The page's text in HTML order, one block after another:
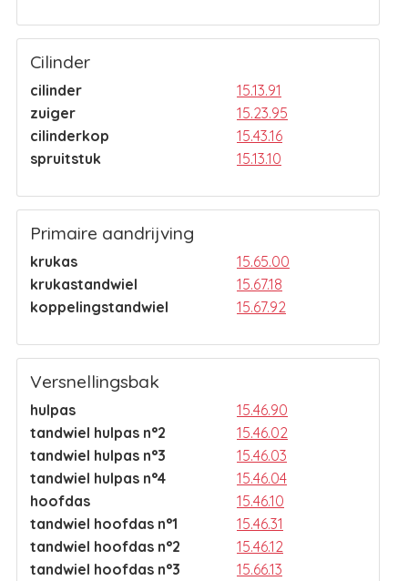
Cilinder
cilinder
15.13.91
zuiger
15.23.95
cilinderkop
15.43.16
spruitstuk
15.13.10
Primaire aandrijving
krukas
15.65.00
krukastandwiel
15.67.18
koppelingstandwiel
15.67.92
Versnellingsbak
hulpas
15.46.90
tandwiel hulpas n°2
15.46.02
tandwiel hulpas n°3
15.46.03
tandwiel hulpas n°4
15.46.04
hoofdas
15.46.10
tandwiel hoofdas n°1
15.46.31
tandwiel hoofdas n°2
15.46.12
tandwiel hoofdas n°3
15.66.13